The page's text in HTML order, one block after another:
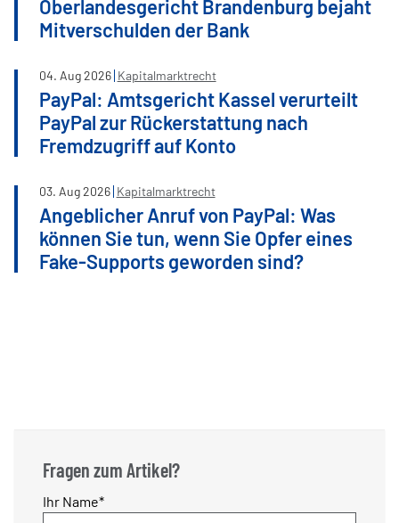
Oberlandesgericht Brandenburg bejaht
Mitverschulden der Bank
04. Aug2026 Kapitalmarktrecht
PayPal: Amtsgericht Kassel verurteilt
PayPal zur Rückerstattung nach
Fremdzugriff auf Konto
03. Aug2026 Kapitalmarktrecht
Angeblicher Anruf von PayPal: Was
können Sie tun, wenn Sie Opfer eines
Fake-Supports geworden sind?
Fragen zum Artikel?
Pflichtfeld
Ihr Name*